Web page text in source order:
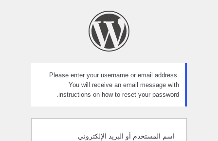
Please enter your username or email address.
You will receive an email message with
instructions on how to reset your password.
اسم المستخدم أو البريد الإلكتروني